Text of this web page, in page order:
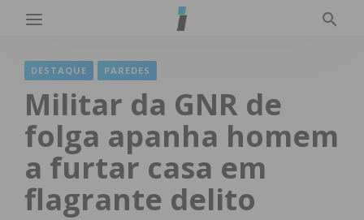
DESTAQUE PAREDES
Militar da GNR de
folga apanha homem
a furtar casa em
flagrante delito